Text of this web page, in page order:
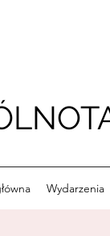
Wydarzenia